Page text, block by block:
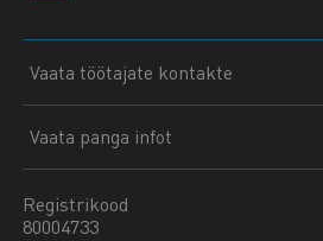
Vaata töötajate kontakte
Vaata panga infot
Registrikood
80004733